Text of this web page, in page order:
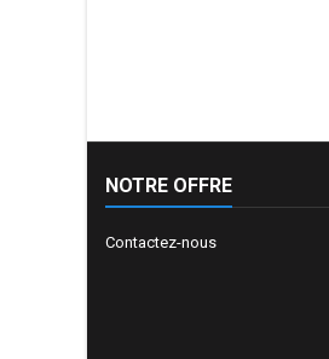
NOTRE OFFRE
Contactez-nous